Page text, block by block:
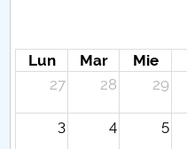
Lun Mar Mie
27
28 29
3 4 5